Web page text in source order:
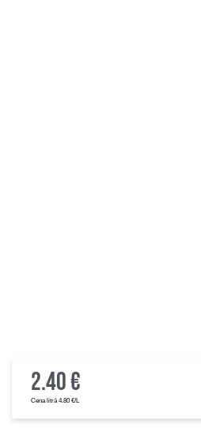
2.40 €
Cena litrā 4.80 €/L